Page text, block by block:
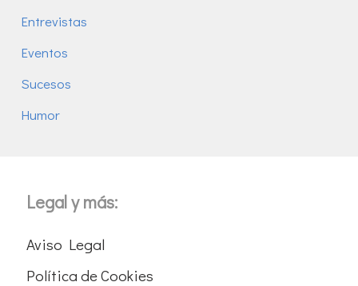
Entrevistas
Eventos
Sucesos
Humor
Legal y más:
Aviso Legal
Política de Cookies